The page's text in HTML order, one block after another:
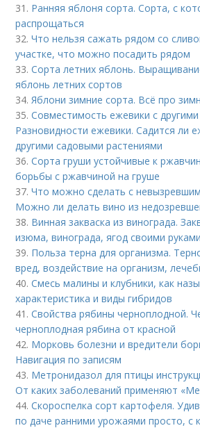
31. Ранняя яблоня сорта. Сорта, с
распрощаться
32.Что нельзя сажать рядом со
участке, что можно посадить рядом
33.Сорта летних яблонь.
яблонь летних сортов
34. Яблони зимние сорта. Всё про
35.Совместимость ежевики с другими
Разновидности ежевики. Садится ли
другими садовыми растениями
36.Сорта груши устойчивые к
борьбы с ржавчиной на груше
37.Что можно сделать с
Можно ли делать вино из
38. Винная закваска из винограда.
изюма, винограда, ягод своими руками
39. Польза терна для организма.
вред, воздействие на организм,
40.Смесь малины и клубники, как
характеристика и виды гибридов
41.Свойства рябины черноплодной.
черноплодная рябина от красной
42. Морковь болезни и вредители
Навигация по записям
43. Метронидазол для птицы
От каких заболеваний применяют
44.Скороспелка сорт картофеля.
по даче ранними урожаями просто, с